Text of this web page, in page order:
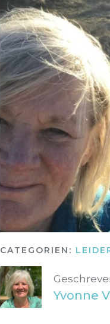
CATEGORIEN:
Yvonne